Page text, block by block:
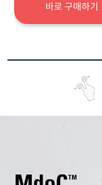
바로 구매하기